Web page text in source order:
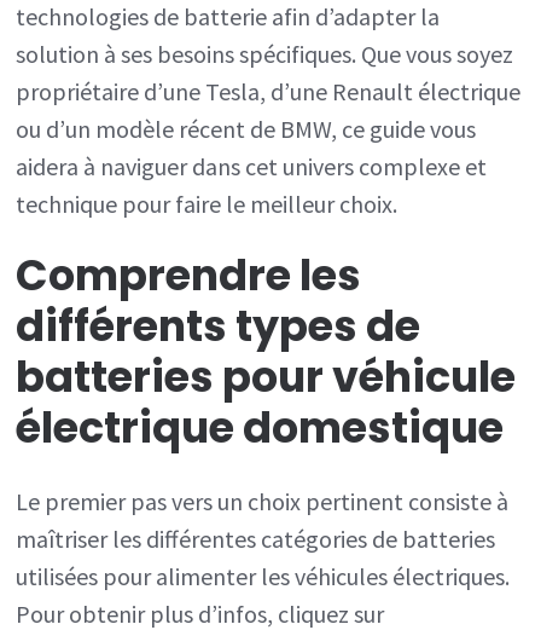
technologies de batterie afin d’adapter la
solution à ses besoins spécifiques. Que vous soyez
propriétaire d’une Tesla, d’une Renault électrique
ou d’un modèle récent de BMW, ce guide vous
aidera à naviguer dans cet univers complexe et
technique pour faire le meilleur choix.
Comprendre les
différents types de
batteries pour véhicule
électrique domestique
Le premier pas vers un choix pertinent consiste à
maîtriser les différentes catégories de batteries
utilisées pour alimenter les véhicules électriques.
Pour obtenir plus d’infos, cliquez sur